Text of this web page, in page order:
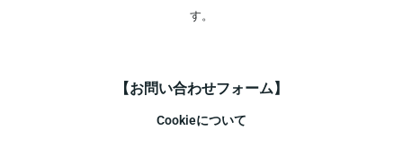
す。
【お問い合わせフォーム】
Cookieについて